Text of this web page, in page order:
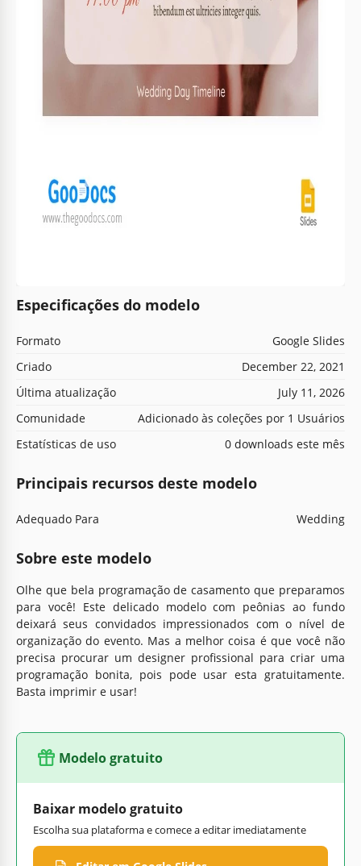
Especificações do modelo
Formato
Google Slides
Criado
December 22, 2021
Última atualização
July 11, 2026
Comunidade
Adicionado às coleções por 1 Usuários
Estatísticas de uso
0 downloads este mês
Principais recursos deste modelo
Adequado Para Wedding
Sobre este modelo
Olhe que bela programação de casamento que preparamos
para você! Este delicado modelo com peônias ao fundo
deixará seus convidados impressionados com o nível de
organização do evento. Mas a melhor coisa é que você não
precisa procurar um designer profissional para criar uma
programação bonita, pois pode usar esta gratuitamente.
Basta imprimir e usar!
Modelo gratuito
Baixar modelo gratuito
Escolha sua plataforma e comece a editar imediatamente